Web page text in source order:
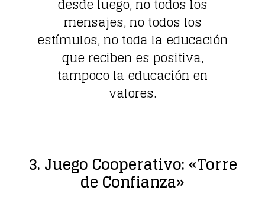
desde luego, no todos los
mensajes, no todos los
estímulos, no toda la educación
que reciben es positiva,
tampoco la educación en
valores.
3. Juego Cooperativo: «Torre
de Confianza»